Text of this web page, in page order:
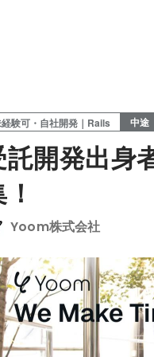
験可・自社開発｜Rails 中途
託開発出身
Yoom株式会社